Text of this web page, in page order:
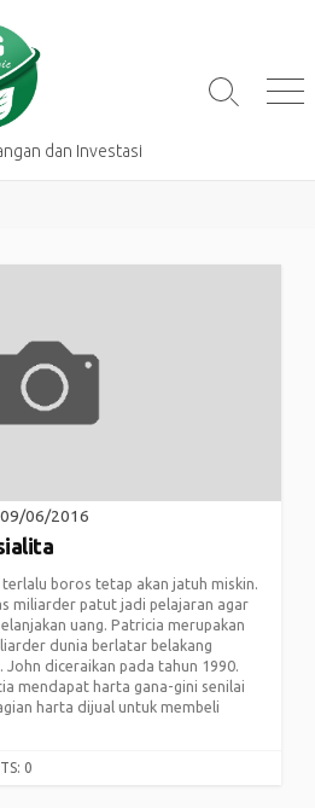
dan Investasi
Search
09/06/2016
terlalu boros tetap akan jatuh miskin.
miliarder patut jadi pelajaran agar
uang. Patricia merupakan
dunia berlatar belakang
John diceraikan pada tahun 1990.
mendapat harta gana-gini senilai
harta dijual untuk membeli
0